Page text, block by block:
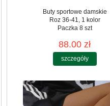
Buty sportowe damskie
Roz 36-41, 1 kolor
Paczka 8 szt
88.00 zł
szczegóły